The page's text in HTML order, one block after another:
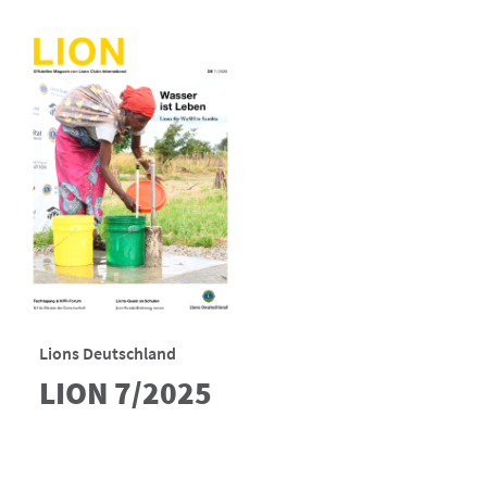
Lions Deutschland
LION 7/2025